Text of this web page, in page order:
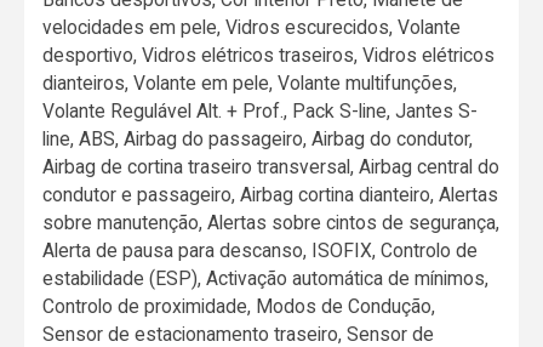
velocidades em pele, Vidros escurecidos, Volante
desportivo, Vidros elétricos traseiros, Vidros elétricos
dianteiros, Volante em pele, Volante multifunções,
Volante Regulável Alt. + Prof., Pack S-line, Jantes S-
line, ABS, Airbag do passageiro, Airbag do condutor,
Airbag de cortina traseiro transversal, Airbag central do
condutor e passageiro, Airbag cortina dianteiro, Alertas
sobre manutenção, Alertas sobre cintos de segurança,
Alerta de pausa para descanso, ISOFIX, Controlo de
estabilidade (ESP), Activação automática de mínimos,
Controlo de proximidade, Modos de Condução,
Sensor de estacionamento traseiro, Sensor de